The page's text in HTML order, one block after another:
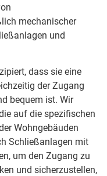
mechanischer
und
dass sie eine
der Zugang
bequem ist. Wir
auf die spezifischen
Wohngebäuden
Schließanlagen mit
um den Zugang zu
und sicherzustellen,